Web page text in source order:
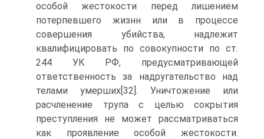
особой жестокости перед лишением
потерпевшего жизнн или в процессе
совершения убийства, надлежит
квалифицировать по совокупности по ст.
244 УК РФ, предусматривающей
ответственность за надругательство над
телами умерших[32]. Уничтожение или
расчленение трупа с целью сокрытия
преступления не может рассматриваться
как проявление особой жестокости.